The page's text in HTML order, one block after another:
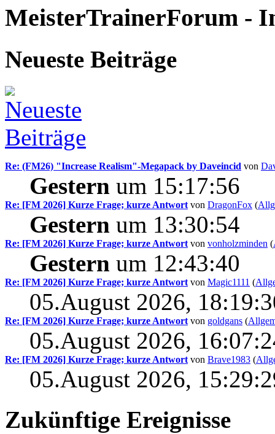
MeisterTrainerForum -
Neueste Beiträge
Re: (FM26) "Increase Realism"-Megapack by Daveincid von
Gestern um 15:17:56
Re: [FM 2026] Kurze Frage; kurze Antwort von DragonFox (
Gestern um 13:30:54
Re: [FM 2026] Kurze Frage; kurze Antwort von vonholzminden (
Gestern um 12:43:40
Re: [FM 2026] Kurze Frage; kurze Antwort von Magic1111 (
05.August 2026,
Re: [FM 2026] Kurze Frage; kurze Antwort von goldgans (
05.August 2026,
Re: [FM 2026] Kurze Frage; kurze Antwort von Brave1983 (
05.August 2026,
Zukünftige Ereignisse